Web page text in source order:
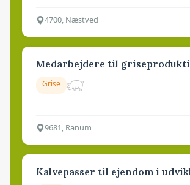
4700, Næstved
Medarbejdere til
Grise
9681, Ranum
Kalvepasser til ejendom i